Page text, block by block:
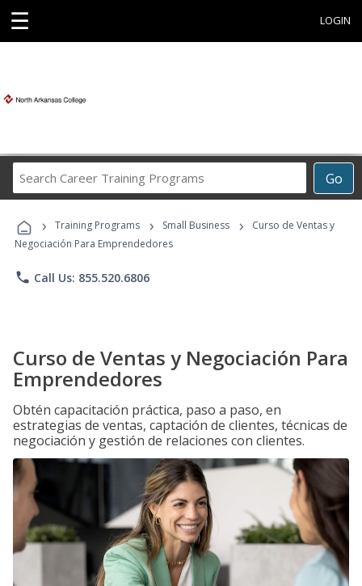
☰ LOGIN
Go
Career
Programs
› Training Programs › Small Business ›
Curso de Ventas y
Negociación Para Emprendedores
phone Call Us: 855.520.6806
Curso de Ventas y Negociación Para
Emprendedores
Obtén capacitación práctica, paso a paso, en
estrategias de ventas, captación de clientes, técnicas de
negociación y gestión de relaciones con clientes.